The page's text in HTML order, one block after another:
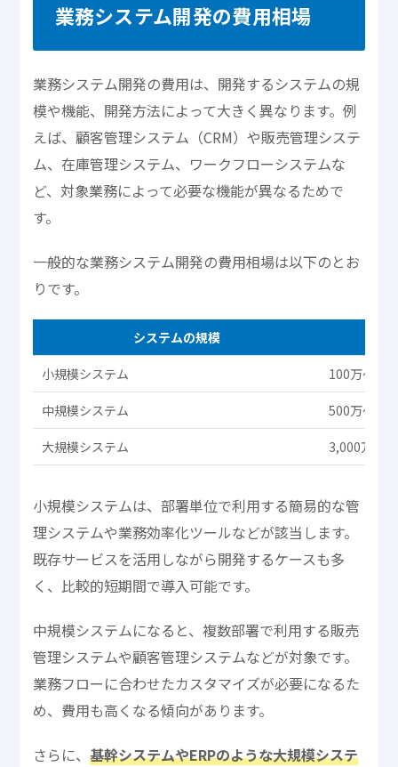
業務システム開発の費用相場
業務システム開発の費用は、開発するシステムの規
模や機能、開発方法によって大きく異なります。例
えば、顧客管理システム（CRM）や販売管理システ
ム、在庫管理システム、ワークフローシステムな
ど、対象業務によって必要な機能が異なるためで
す。
一般的な業務システム開発の費用相場は以下のとお
りです。
システムの規模
小規模システム 100万～
中規模システム 500万～
大規模システム 3,000万円
小規模システムは、部署単位で利用する簡易的な管
理システムや業務効率化ツールなどが該当します。
既存サービスを活用しながら開発するケースも多
く、比較的短期間で導入可能です。
中規模システムになると、複数部署で利用する販売
管理システムや顧客管理システムなどが対象です。
業務フローに合わせたカスタマイズが必要になるた
め、費用も高くなる傾向があります。
さらに、基幹システムやERPのような大規模システ